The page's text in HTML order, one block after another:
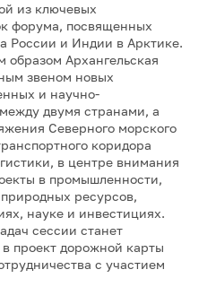
из ключевых
форума, посвященных
России и Индии в Арктике.
образом Архангельская
звеном новых
и научно-
двумя странами, а
Северного морского
коридора
в центре внимания
в промышленности,
ресурсов,
науке и инвестициях.
сессии станет
проект дорожной карты
с участием